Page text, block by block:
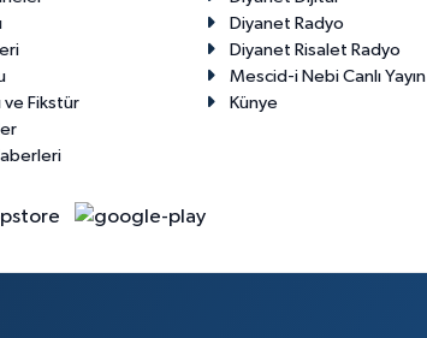
ve Fikstür
Diyanet Radyo
Diyanet Risalet Radyo
Mescid-i Nebi Canlı Yayın
Künye